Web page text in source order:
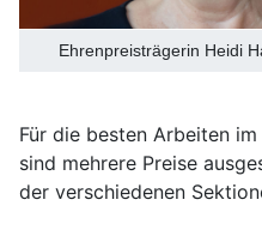
Ehrenpreisträgerin Heidi
Für die besten Arbeiten
sind mehrere Preise
der verschiedenen